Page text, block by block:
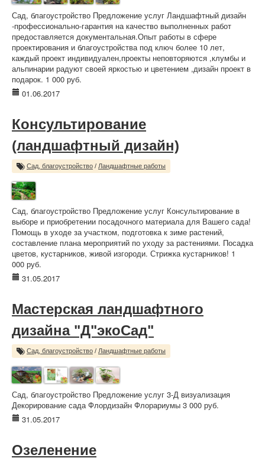
Сад, благоустройство Предложение услуг Ландшафтный дизайн
-профессионально-гарантия на качество выполненных работ
предоставляется документальная.Опыт работы в сфере
проектирования и благоустройства под ключ более 10 лет,
каждый проект индивидуален,проекты неповторяются ,клумбы и
альпинарии радуют своей яркостью и цветением ,дизайн проект в
подарок. 1 000 руб.
01.06.2017
Консультирование
(ландшафтный дизайн)
Сад, благоустройство / Ландшафтные работы
Сад, благоустройство Предложение услуг Консультирование в
выборе и приобретении посадочного материала для Вашего сада!
Помощь в уходе за участком, подготовка к зиме растений,
составление плана мероприятий по уходу за растениями. Посадка
цветов, кустарников, живой изгороди. Стрижка кустарников! 1
000 руб.
31.05.2017
Мастерская ландшафтного
дизайна "Д"экоСад"
Сад, благоустройство / Ландшафтные работы
Сад, благоустройство Предложение услуг 3-Д визуализация
Декорирование сада Флордизайн Флорариумы 3 000 руб.
31.05.2017
Озеленение